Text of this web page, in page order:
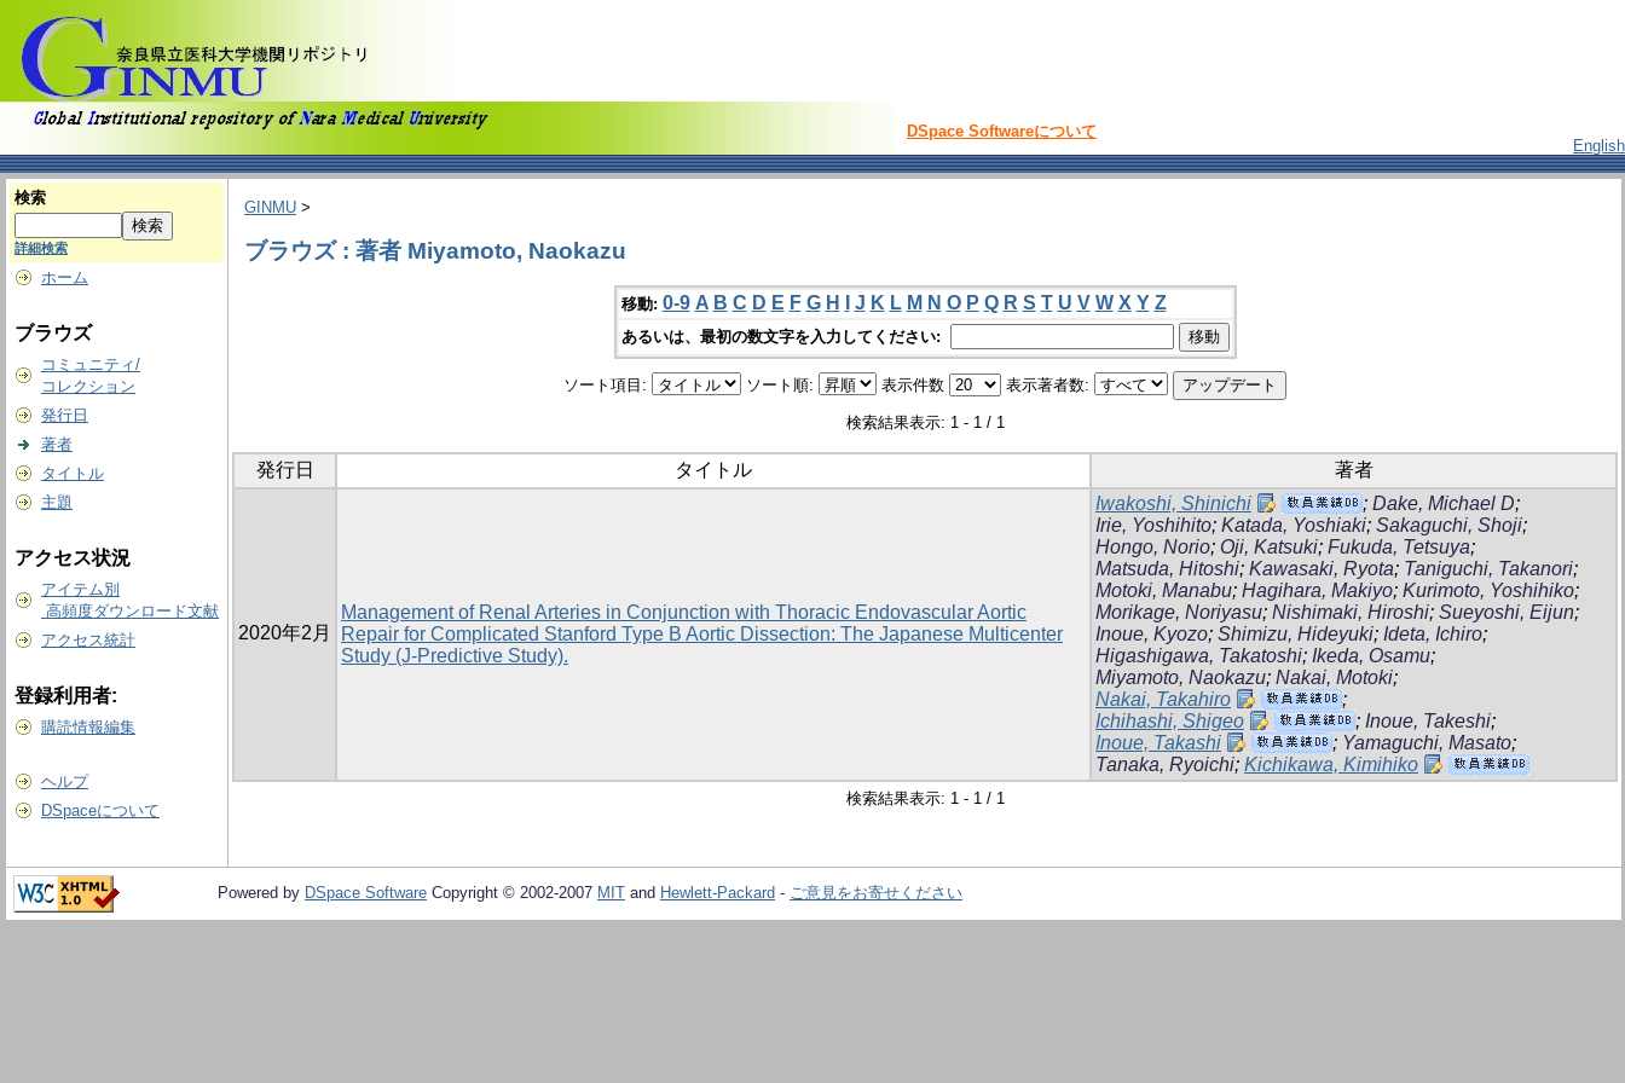
DSpace Softwareについて
English
検索
詳細検索
ホーム
ブラウズ
コミュニティ/
コレクション
発行日
著者
タイトル
主題
アクセス状況
アイテム別
高頻度ダウンロード文献
アクセス統計
登録利用者:
購読情報編集
ヘルプ
DSpaceについて
GINMU >
ブラウズ : 著者 Miyamoto, Naokazu
移動: 0-9 A B C D E F G H J K L M N O P Q R S T U V W X Y Z
あるいは、最初の数文字を入力してください:
ソート項目: ソート順: 表示件数 表示著者数:
検索結果表示: 1 - 1 / 1
発行日 タイトル 著者
2020年2月
Management of Renal Arteries in Conjunction with Thoracic Endovascular Aortic
Repair for Complicated Stanford Type B Aortic Dissection: The Japanese Multicenter
Study (J-Predictive Study).
Iwakoshi, Shinichi ; Dake, Michael D;
Irie, Yoshihito; Katada, Yoshiaki; Sakaguchi, Shoji;
Hongo, Norio; Oji, Katsuki; Fukuda, Tetsuya;
Matsuda, Hitoshi; Kawasaki, Ryota; Taniguchi, Takanori;
Motoki, Manabu; Hagihara, Makiyo; Kurimoto, Yoshihiko;
Morikage, Noriyasu; Nishimaki, Hiroshi; Sueyoshi, Eijun;
Inoue, Kyozo; Shimizu, Hideyuki; Ideta, Ichiro;
Higashigawa, Takatoshi; Ikeda, Osamu;
Miyamoto, Naokazu; Nakai, Motoki;
Nakai, Takahiro
;
Ichihashi, Shigeo
; Inoue, Takeshi;
Inoue, Takashi
; Yamaguchi, Masato;
Tanaka, Ryoichi; Kichikawa, Kimihiko
検索結果表示: 1 - 1 / 1
Powered by DSpace Software Copyright © 2002-2007 MIT and Hewlett-Packard - ご意見をお寄せください